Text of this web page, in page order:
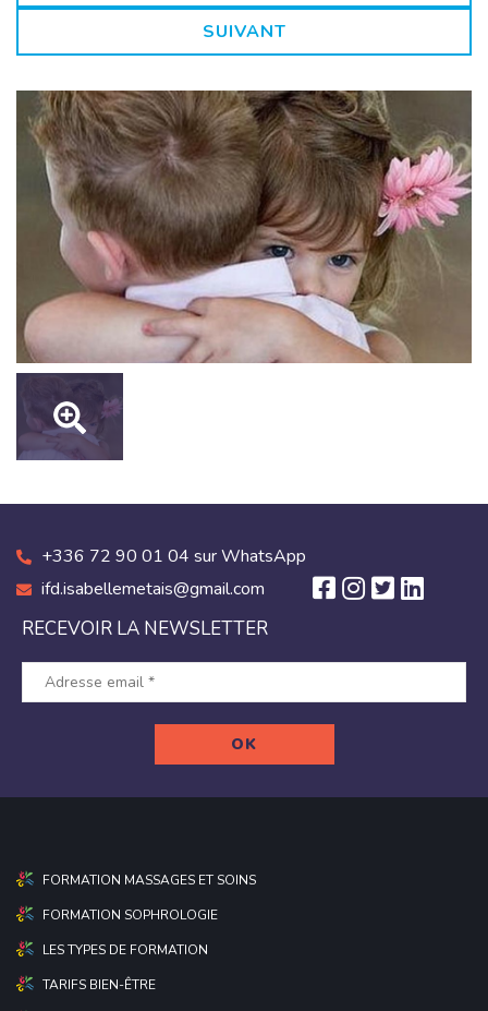
SUIVANT
+336 72 90 01 04 sur WhatsApp
ifd.isabellemetais@gmail.com
RECEVOIR LA NEWSLETTER
FORMATION MASSAGES ET SOINS
FORMATION SOPHROLOGIE
LES TYPES DE FORMATION
TARIFS BIEN-ÊTRE